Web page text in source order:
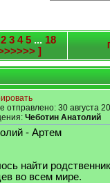
2 3 4 5 ... 18
]
отправлено: 30 августа
Чеботин Анатолий
- Артем
найти
во всем мире.